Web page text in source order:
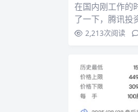
在国内刚工作的
了一下，腾讯投
都有互联网公司
2,213次阅读